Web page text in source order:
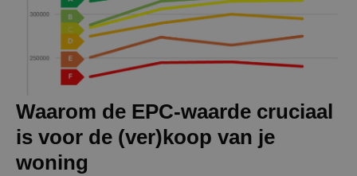
Waarom de EPC-waarde cruciaal
is voor de (ver)koop van je
woning